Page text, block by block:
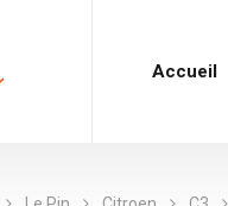
Accueil